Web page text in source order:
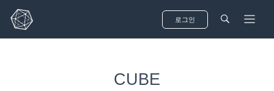
로그인
CUBE